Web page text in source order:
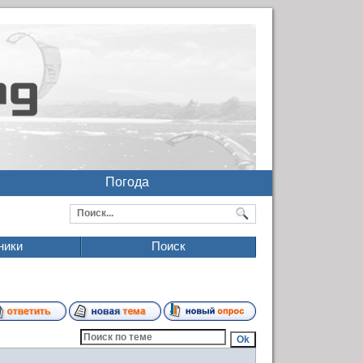
Погода
Поиск